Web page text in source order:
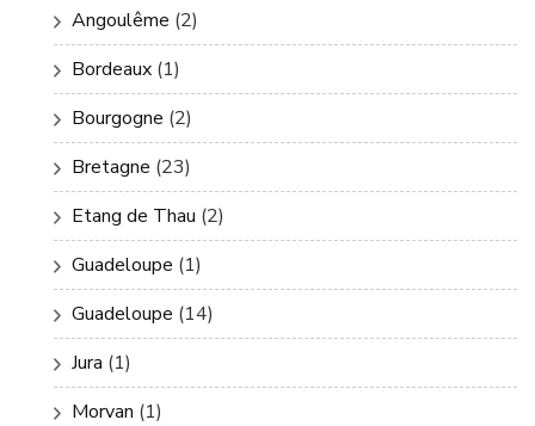
Angoulême (2)
Bordeaux (1)
Bourgogne (2)
Bretagne (23)
Etang de Thau (2)
Guadeloupe (1)
Guadeloupe (14)
Jura (1)
Morvan (1)